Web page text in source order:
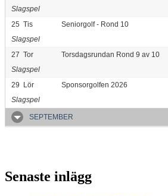
Slagspel
25 Tis
Seniorgolf - Rond 10
Slagspel
27 Tor
Torsdagsrundan Rond 9 av 10
Slagspel
29
Lör
Sponsorgolfen 2026
Slagspel
SEPTEMBER
Senaste inlägg